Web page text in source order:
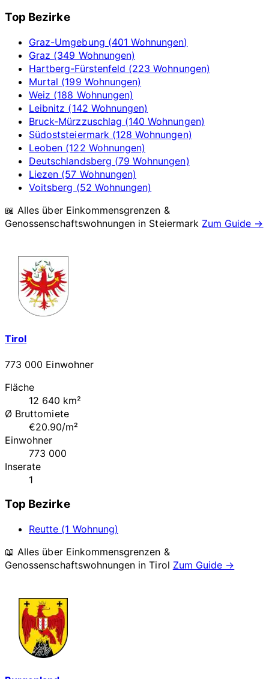
Top Bezirke
Graz-Umgebung (401 Wohnungen)
Graz (349 Wohnungen)
Hartberg-Fürstenfeld (223 Wohnungen)
Murtal (199 Wohnungen)
Weiz (188 Wohnungen)
Leibnitz (142 Wohnungen)
Bruck-Mürzzuschlag (140 Wohnungen)
Südoststeiermark (128 Wohnungen)
Leoben (122 Wohnungen)
Deutschlandsberg (79 Wohnungen)
Liezen (57 Wohnungen)
Voitsberg (52 Wohnungen)
📖 Alles über Einkommensgrenzen &
Genossenschaftswohnungen in Steiermark Zum Guide →
Tirol
773 000 Einwohner
Fläche
12 640 km²
Ø Bruttomiete
€20.90/m²
Einwohner
773 000
Inserate
1
Top Bezirke
Reutte (1 Wohnung)
📖 Alles über Einkommensgrenzen &
Genossenschaftswohnungen inTirol Zum Guide →